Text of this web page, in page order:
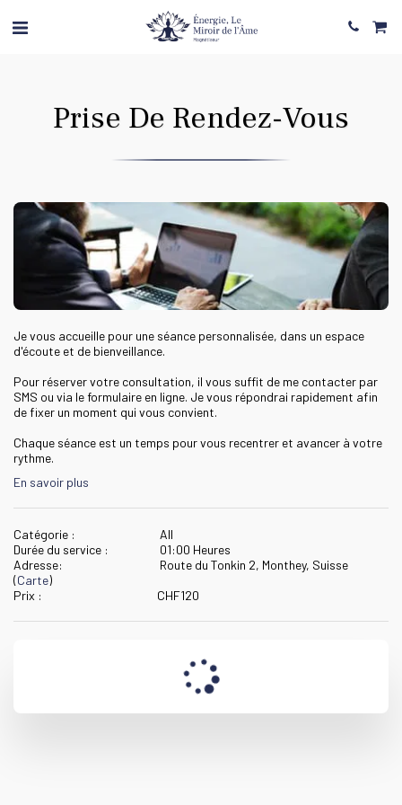
Prise De Rendez-Vous
Je vous accueille pour une séance personnalisée, dans un espace
d'écoute et de bienveillance.
Pour réserver votre consultation, il vous suffit de me contacter par
SMS ou via le formulaire en ligne. Je vous répondrai rapidement afin
de fixer un moment qui vous convient.
Chaque séance est un temps pour vous recentrer et avancer à votre
rythme.
En savoir plus
Catégorie :
All
Durée du service :
01:00 Heures
Adresse:
Route du Tonkin 2, Monthey, Suisse
(Carte)
Prix :
CHF120